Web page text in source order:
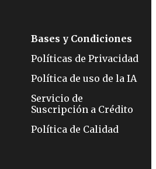
Bases y Condiciones
Políticas de Privacidad
Política de uso de la IA
Servicio de
Suscripción a Crédito
Política de Calidad